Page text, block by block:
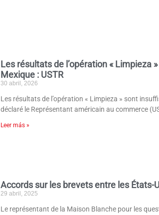
Les résultats de l’opération «
Mexique : USTR
30 abril, 2026
Les résultats de l’opération « Limpieza » sont
déclaré le Représentant américain au commerce
Leer más »
Accords sur les brevets entre les États-
29 abril, 2025
Le représentant de la Maison Blanche pour les